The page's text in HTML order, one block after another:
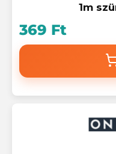
1m
369 Ft